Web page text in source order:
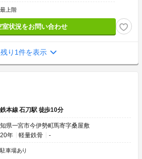
最上階
室状況をお問い合わせ
残り1件を表示
本線 石刀駅 徒歩10分
県一宮市今伊勢町馬寄字桑屋敷
年
軽量鉄骨 -
駐車場あり